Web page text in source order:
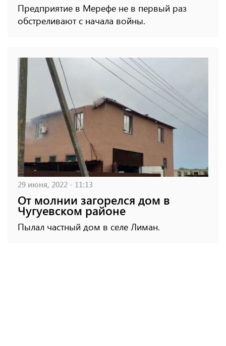
Предприятие в Мерефе не в первый раз
обстреливают с начала войны.
29 июня, 2022 - 11:13
От молнии загорелся дом в
Чугуевском районе
Пылал частный дом в селе Лиман.